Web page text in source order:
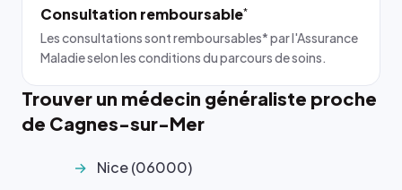
Consultation remboursable*
Les consultations sont remboursables* par l'Assurance
Maladie selon les conditions du parcours de soins.
Trouver un médecin généraliste proche
de Cagnes-sur-Mer
Nice (06000)